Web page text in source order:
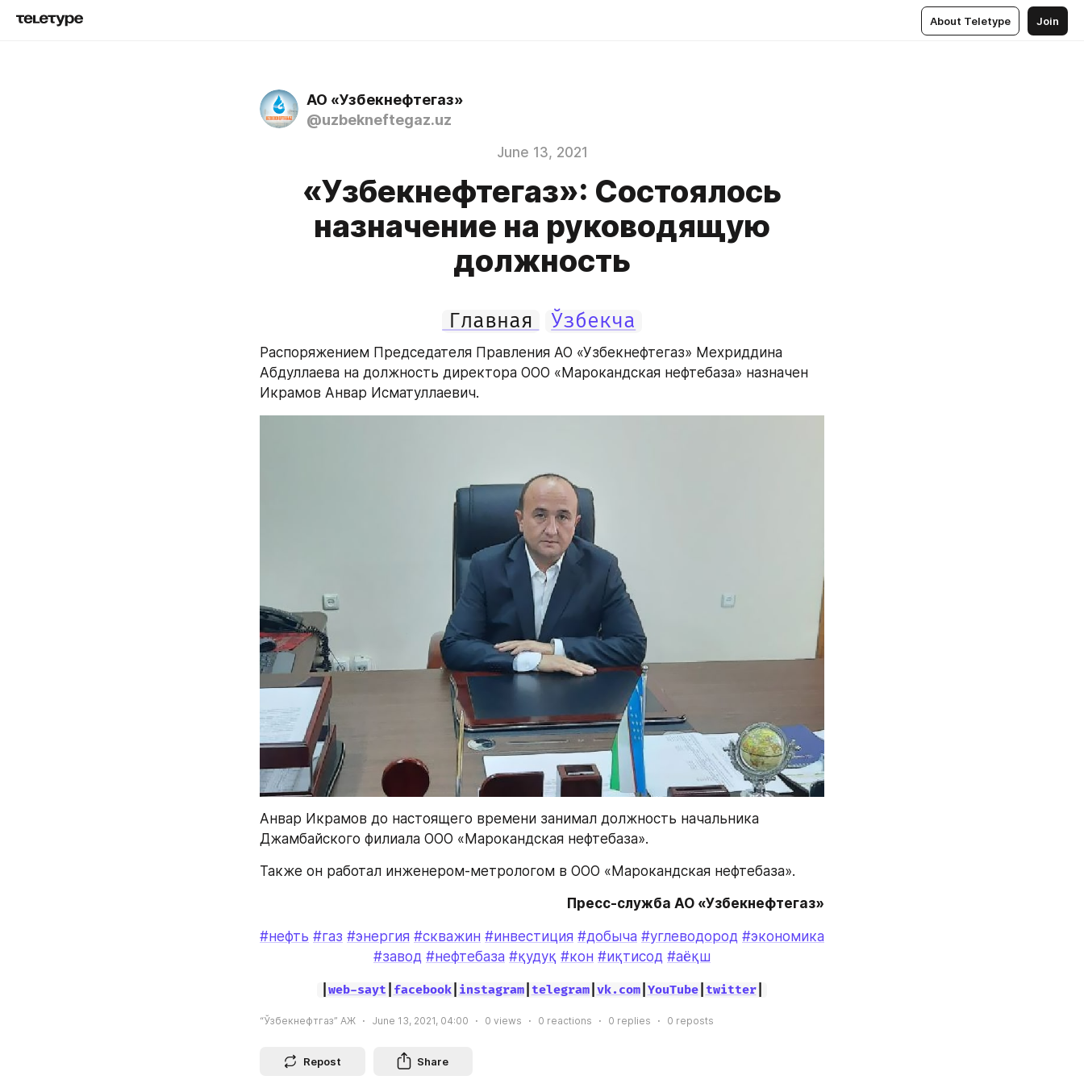
About Teletype Join
АО «Узбекнефтегаз»
@uzbekneftegaz.uz
June 13, 2021
«Узбекнефтегаз»: Состоялось
назначение на руководящую
должность
Главная Ўзбекча
Распоряжением Председателя Правления АО «Узбекнефтегаз» Мехриддина
Абдуллаева на должность директора ООО «Марокандская нефтебаза» назначен
Икрамов Анвар Исматуллаевич.
Анвар Икрамов до настоящего времени занимал должность начальника
Джамбайского филиала ООО «Марокандская нефтебаза».
Также он работал инженером-метрологом в ООО «Марокандская нефтебаза».
Пресс-служба АО «Узбекнефтегаз»
#нефть #газ #энергия #скважин #инвестиция #добыча #углеводород #экономика
#завод #нефтебаза #қудуқ #кон #иқтисод #аёқш
web-sayt facebook| instagram| telegram| vk.com| YouTube| twitter|
“Ўзбекнефтгаз” АЖ June 13, 2021, 04:00 0 views 0 reactions 0 replies 0 reposts
Repost Share